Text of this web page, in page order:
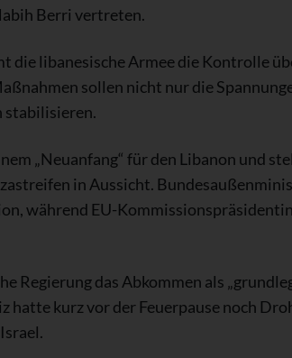
Berri vertreten.
die libanesische Armee die Kontrolle
sollen nicht nur die
stabilisieren.
„Neuanfang“ für den Libanon und
in Aussicht.
während EU-
Regierung das Abkommen als
hatte kurz vor der Feuerpause noch